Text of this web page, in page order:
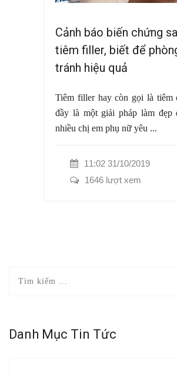
Cảnh báo biến chứng
tiêm filler, biết để
tránh hiệu quả
Tiêm filler hay còn gọi là tiêm
đầy là một giải pháp làm đẹp
nhiều chị em phụ nữ yêu ...
11:02 31/10/2019
1646 lượt xem
Danh Mục Tin Tức